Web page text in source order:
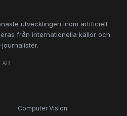
utvecklingen inom artificiell
från internationella källor och
Computer Vision